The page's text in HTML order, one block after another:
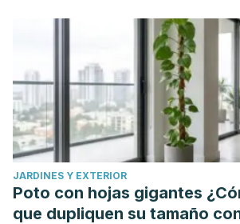
10.1002/14651858.CD009789.pub2.
PMCID: PMC6486214.
JARDINES Y EXTERIOR
Poto con hojas gigantes
que dupliquen su tamaño